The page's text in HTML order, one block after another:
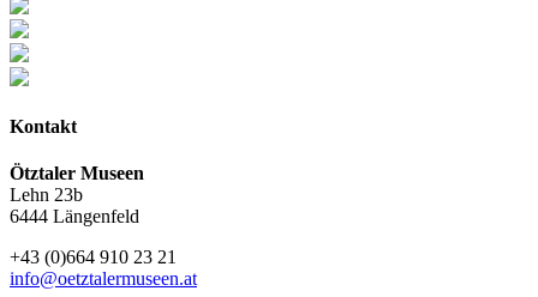
Kontakt
Ötztaler Museen
Lehn 23b
6444 Längenfeld
+43 (0)664 910 23 21
info@oetztalermuseen.at